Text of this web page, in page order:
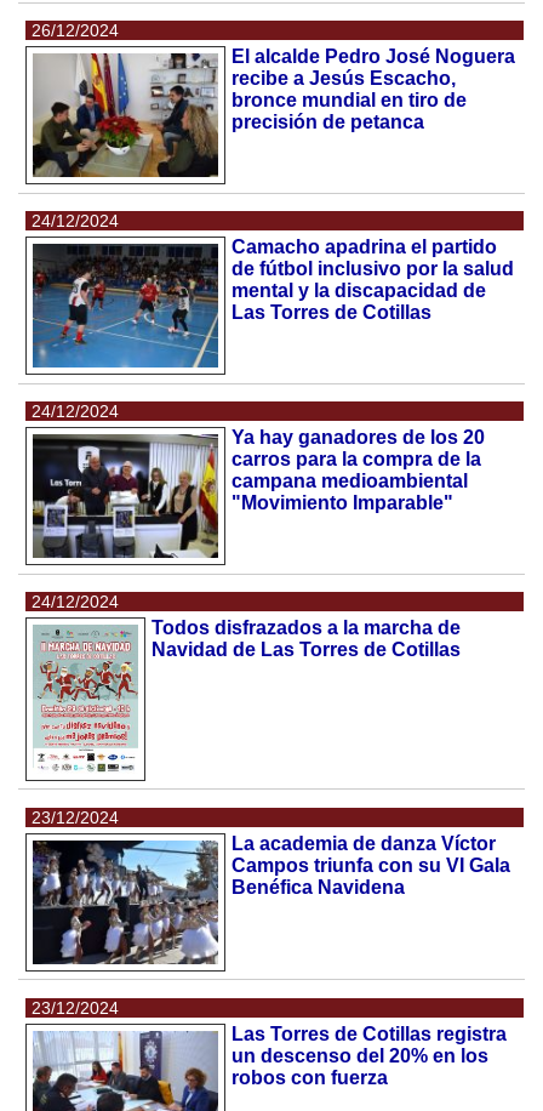
26/12/2024
El alcalde Pedro José Noguera
recibe a Jesús Escacho,
bronce mundial en tiro de
precisión de petanca
24/12/2024
Camacho apadrina el partido
de fútbol inclusivo por la salud
mental y la discapacidad de
Las Torres de Cotillas
24/12/2024
Ya hay ganadores de los 20
carros para la compra de la
campana medioambiental
"Movimiento Imparable"
24/12/2024
Todos disfrazados a la marcha de
Navidad de Las Torres de Cotillas
23/12/2024
La academia de danza Víctor
Campos triunfa con su VI Gala
Benéfica Navidena
23/12/2024
Las Torres de Cotillas registra
un descenso del 20% en los
robos con fuerza